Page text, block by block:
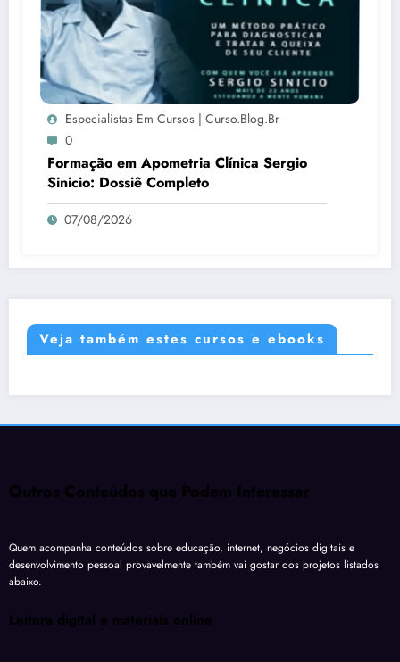
Especialistas Em Cursos | Curso.blog.br
0
Formação em Apometria Clínica Sergio
Sinicio: Dossiê Completo
07/08/2026
Veja também estes cursos e ebooks
Outros Conteúdos que Podem Interessar
Quem acompanha conteúdos sobre educação, internet, negócios digitais e
desenvolvimento pessoal provavelmente também vai gostar dos projetos listados
abaixo.
Leitura digital e materiais online